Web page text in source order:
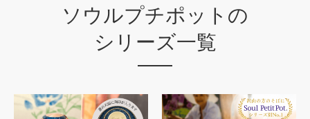
ソウルプチポットの
シリーズ一覧